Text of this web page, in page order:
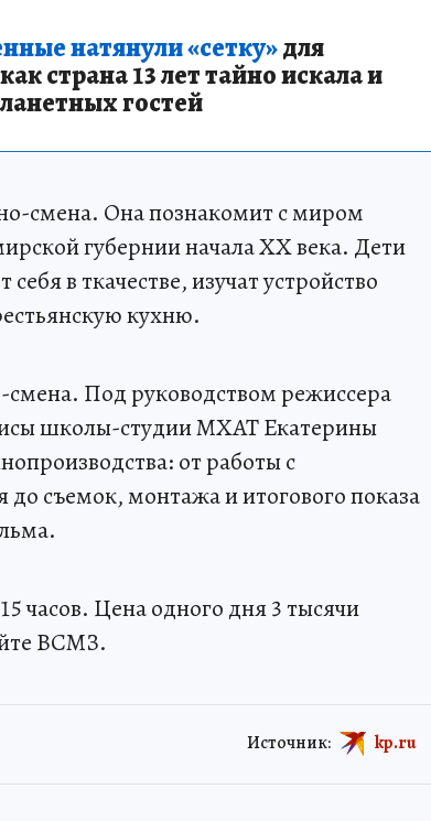
натянули «сетку»для
страна 13 лет тайно искала и
гостей
смена. Она познакомит с миром
губернии начала XX века. Дети
в ткачестве, изучат устройство
кухню.
смена. Под руководством режиссера
школы-студии МХАТ Екатерины
от работы с
съемок, монтажа и итогового показа
часов. Цена одного дня 3 тысячи
ВСМЗ.
Источник: kp.ru